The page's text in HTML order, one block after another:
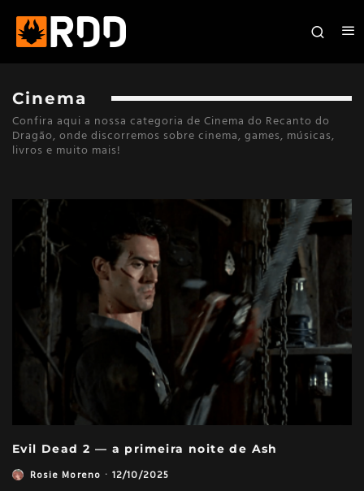
Cinema
Confira aqui a nossa categoria de Cinema do Recanto do
Dragão, onde discorremos sobre cinema, games, músicas,
livros e muito mais!
Evil Dead 2 — a primeira noite de Ash
Rosie Moreno · 12/10/2025